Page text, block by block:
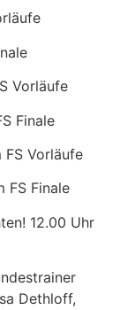
Vorläufe
Finale
Vorläufe
FS Finale
12.00 Uhr
Dethloff,